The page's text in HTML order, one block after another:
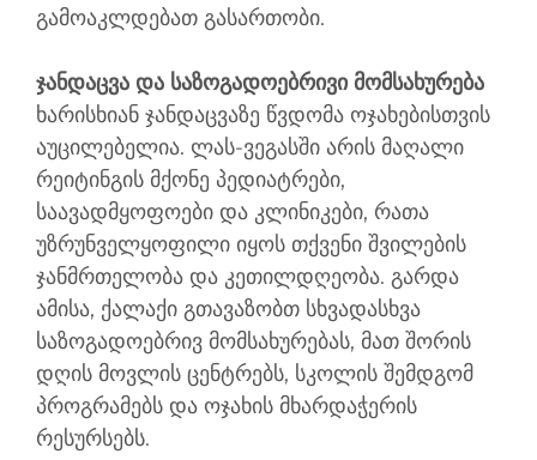
გამოაკლდებათ გასართობი.
ჯანდაცვა და საზოგადოებრივი მომსახურება
ხარისხიან ჯანდაცვაზე წვდომა ოჯახებისთვის
აუცილებელია. ლას-ვეგასში არის მაღალი
რეიტინგის მქონე პედიატრები,
საავადმყოფოები და კლინიკები, რათა
უზრუნველყოფილი იყოს თქვენი შვილების
ჯანმრთელობა და კეთილდღეობა. გარდა
ამისა, ქალაქი გთავაზობთ სხვადასხვა
საზოგადოებრივ მომსახურებას, მათ შორის
დღის მოვლის ცენტრებს, სკოლის შემდგომ
პროგრამებს და ოჯახის მხარდაჭერის
რესურსებს.